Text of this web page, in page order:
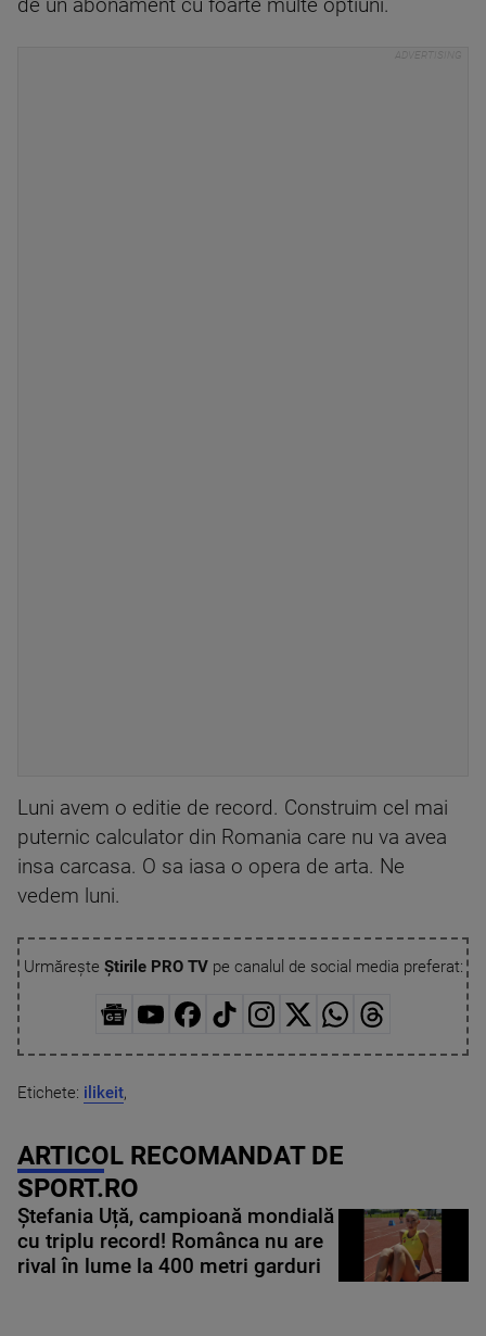
de un abonament cu foarte multe optiuni.
Luni avem o editie de record. Construim cel mai
puternic calculator din Romania care nu va avea
insa carcasa. O sa iasa o opera de arta. Ne
vedem luni.
Urmărește Știrile PRO TVpe canalul de social media preferat:
Etichete: ilikeit,
ARTICOL RECOMANDAT DE
SPORT.RO
Ștefania Uță, campioană mondială
cu triplu record! Românca nu are
rival în lume la 400 metri garduri